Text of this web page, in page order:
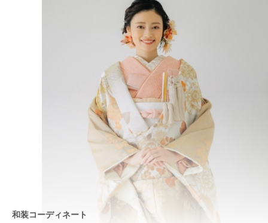
和装コーディネート